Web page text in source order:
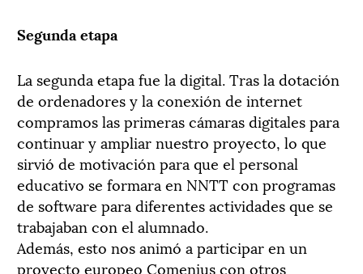
Segunda etapa
La segunda etapa fue la digital. Tras la dotación
de ordenadores y la conexión de internet
compramos las primeras cámaras digitales para
continuar y ampliar nuestro proyecto, lo que
sirvió de motivación para que el personal
educativo se formara en NNTT con programas
de software para diferentes actividades que se
trabajaban con el alumnado.
Además, esto nos animó a participar en un
proyecto europeo Comenius con otros